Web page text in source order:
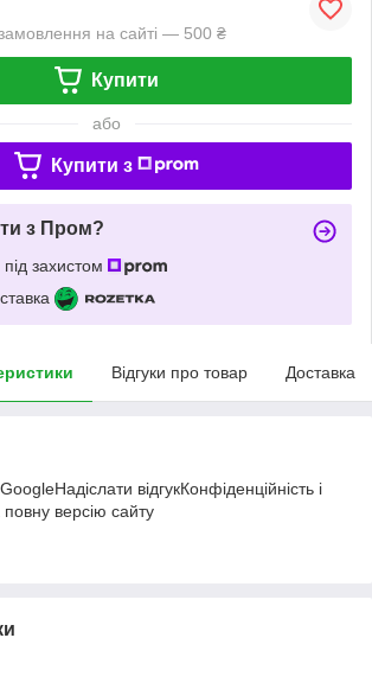
на сайті — 500 ₴
Купити
або
Купити з
з Пром?
захистом
Відгуки про товар Доставка
відгукКонфіденційність і
версію сайту